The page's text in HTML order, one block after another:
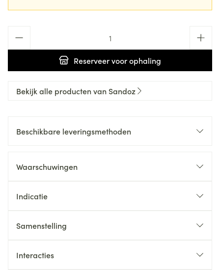
Reserveervoor ophaling
Bekijk alle producten van Sandoz
Beschikbare leveringsmethoden
Waarschuwingen
Indicatie
Samenstelling
Interacties